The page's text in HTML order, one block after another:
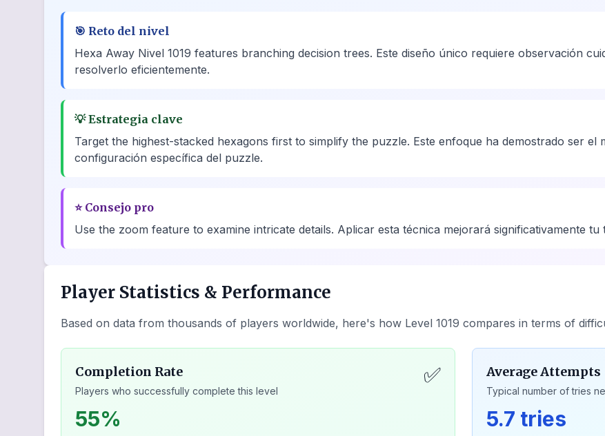
🎯 Reto del nivel
Hexa Away Nivel 1019 features branching decision trees. Este diseño único requiere observación
resolverlo eficientemente.
💡Estrategia clave
Target the highest-stacked hexagons first to simplify the puzzle. Este enfoque ha demostrado ser el
configuración específica del puzzle.
⭐ Consejo pro
Use the zoom feature to examine intricate details. Aplicar esta técnica mejorará significativamente tu
Player Statistics & Performance
Based on data from thousands of players worldwide, here's how Level 1019 compares in terms of
Completion Rate
Players who successfully complete this level
✅
55%
Average Attempts
Typical number of tries
5.7 tries